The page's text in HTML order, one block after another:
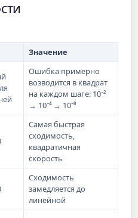
Значение
Ошибка примерно
возводится в квадрат
на каждом шаге: 10⁻²
→ 10⁻⁴ → 10⁻⁸
Самая быстрая
сходимость,
квадратичная
скорость
Сходимость
замедляется до
линейной